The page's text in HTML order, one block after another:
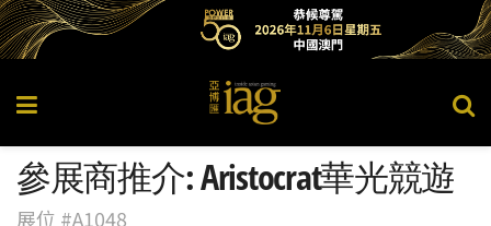
參展商推介: Aristocrat華光競遊
展位 #A1048